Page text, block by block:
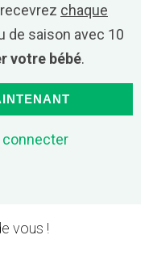
chaque
de saison avec 10
votre bébé.
connecter
vous !